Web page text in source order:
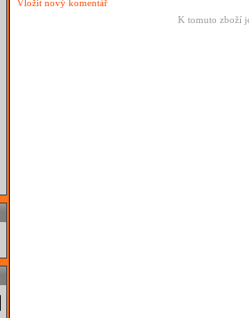
Vložit nový komentář
K tomuto zboží